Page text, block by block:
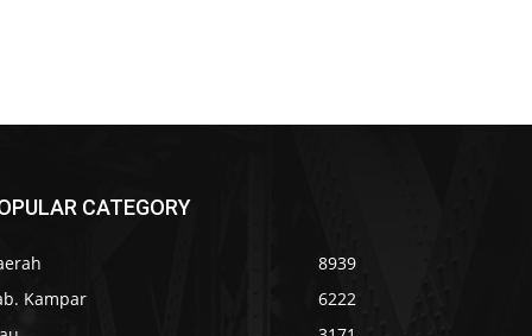
CATEGORY
8939
Kampar
6222